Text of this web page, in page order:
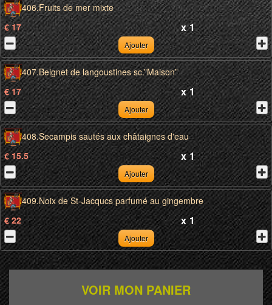
406.Fruits de mer mixte
€ 17
x 1
Ajouter
407.Beignet de langoustines sc.”Maison”
€ 17
x 1
Ajouter
408.Secampis sautés aux châtaignes d'eau
€ 15.5
x 1
Ajouter
409.Noix de St-Jacqucs parfumé au gingembre
€ 22
x 1
Ajouter
VOIR MON PANIER